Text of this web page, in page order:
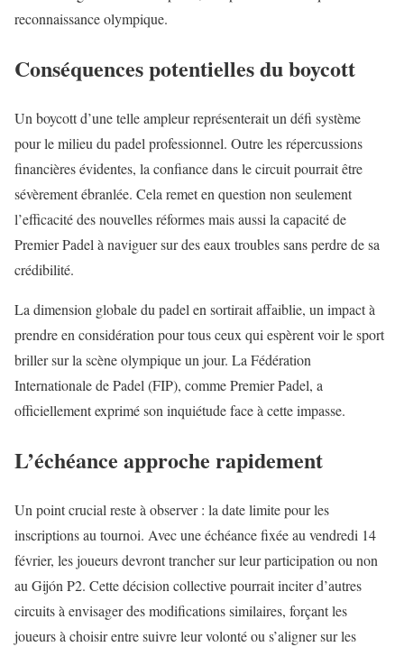
reconnaissance olympique.
Conséquences potentielles du boycott
Un boycott d’une telle ampleur représenterait un défi système
pour le milieu du padel professionnel. Outre les répercussions
financières évidentes, la confiance dans le circuit pourrait être
sévèrement ébranlée. Cela remet en question non seulement
l’efficacité des nouvelles réformes mais aussi la capacité de
Premier Padel à naviguer sur des eaux troubles sans perdre de sa
crédibilité.
La dimension globale du padel en sortirait affaiblie, un impact à
prendre en considération pour tous ceux qui espèrent voir le sport
briller sur la scène olympique un jour. La Fédération
Internationale de Padel (FIP), comme Premier Padel, a
officiellement exprimé son inquiétude face à cette impasse.
L’échéance approche rapidement
Un point crucial reste à observer : la date limite pour les
inscriptions au tournoi. Avec une échéance fixée au vendredi 14
février, les joueurs devront trancher sur leur participation ou non
au Gijón P2. Cette décision collective pourrait inciter d’autres
circuits à envisager des modifications similaires, forçant les
joueurs à choisir entre suivre leur volonté ou s’aligner sur les